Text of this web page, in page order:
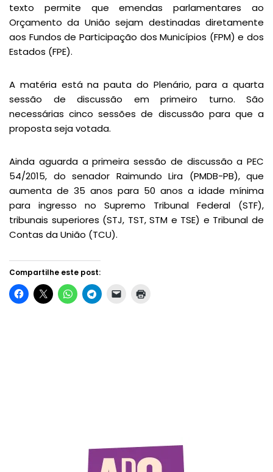
texto permite que emendas parlamentares ao
Orçamento da União sejam destinadas diretamente
aos Fundos de Participação dos Municípios (FPM) e dos
Estados (FPE).
A matéria está na pauta do Plenário, para a quarta
sessão de discussão em primeiro turno. São
necessárias cinco sessões de discussão para que a
proposta seja votada.
Ainda aguarda a primeira sessão de discussão a PEC
54/2015, do senador Raimundo Lira (PMDB-PB), que
aumenta de 35 anos para 50 anos a idade mínima
para ingresso no Supremo Tribunal Federal (STF),
tribunais superiores (STJ, TST, STM e TSE) e Tribunal de
Contas da União (TCU).
Compartilhe este post: